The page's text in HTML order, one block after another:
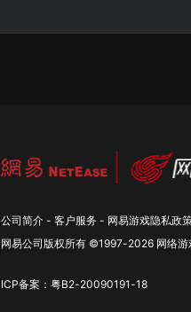
公司简介 - 客户服务 - 网易游戏隐私政
网易公司版权所有 ©1997-2026 网络
ICP备案：粤B2-20090191-18